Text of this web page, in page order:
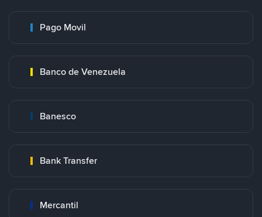
Pago Movil
Banco de Venezuela
Banesco
Bank Transfer
Mercantil